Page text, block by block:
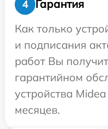
4
Гарантия
Как только
и подписания
работ Вы
гарантийном
устройства
месяцев.